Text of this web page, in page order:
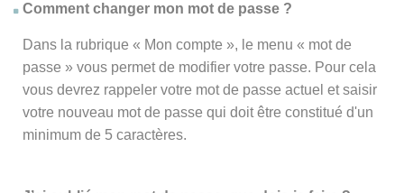
Comment changer mon mot de passe ?
Dans la rubrique « Mon compte », le menu « mot de
passe » vous permet de modifier votre passe. Pour cela
vous devrez rappeler votre mot de passe actuel et saisir
votre nouveau mot de passe qui doit être constitué d'un
minimum de 5 caractères.